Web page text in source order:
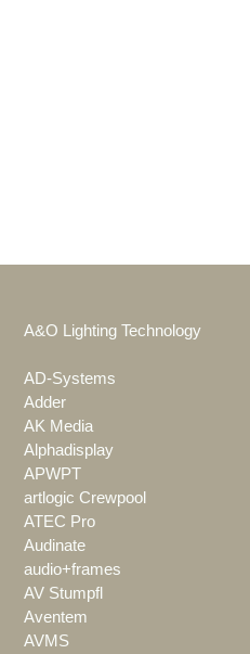
A&O Lighting Technology
AD-Systems
Adder
AK Media
Alphadisplay
APWPT
artlogic Crewpool
ATEC Pro
Audinate
audio+frames
AV Stumpfl
Aventem
AVMS